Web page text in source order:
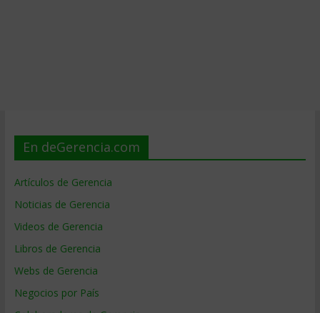
En deGerencia.com
Artículos de Gerencia
Noticias de Gerencia
Videos de Gerencia
Libros de Gerencia
Webs de Gerencia
Negocios por País